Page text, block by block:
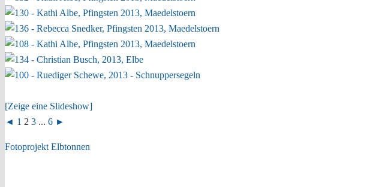
[Zeige eine Slideshow]
◄ 1 2 3 ... 6 ►
Fotoprojekt Elbtonnen